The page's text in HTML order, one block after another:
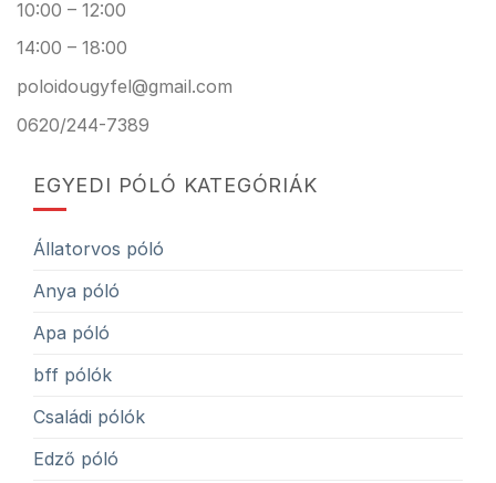
10:00 – 12:00
14:00 – 18:00
poloidougyfel@gmail.com
0620/244-7389
EGYEDI PÓLÓ KATEGÓRIÁK
Állatorvos póló
Anya póló
Apa póló
bff pólók
Családi pólók
Edző póló